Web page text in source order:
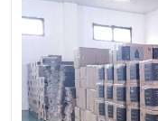
上海仓库代运营
上海第三方仓储
仓储